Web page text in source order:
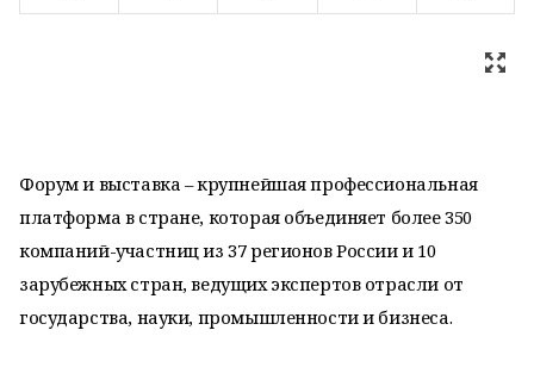
Форум и выставка – крупнейшая профессиональная
платформа в стране, которая объединяет более 350
компаний-участниц из 37 регионов России и 10
зарубежных стран, ведущих экспертов отрасли от
государства, науки, промышленности и бизнеса.